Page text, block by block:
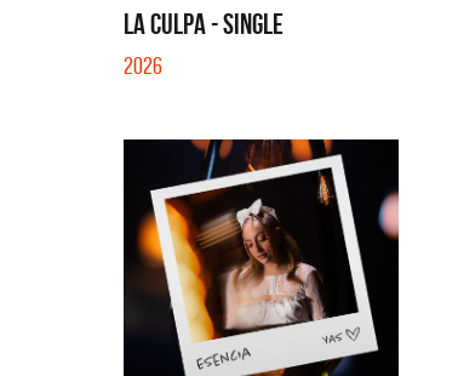
LA CULPA - SINGLE
2026